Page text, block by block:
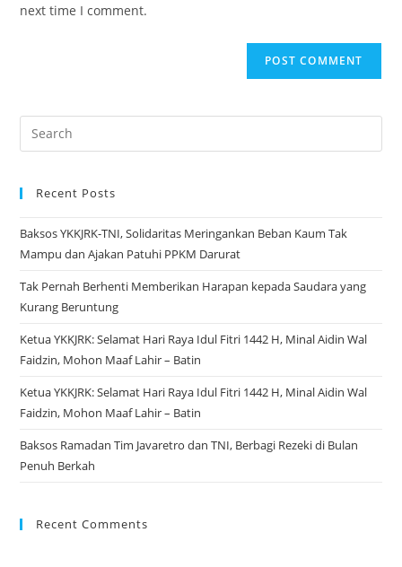
next time I comment.
Recent Posts
Baksos YKKJRK-TNI, Solidaritas Meringankan Beban Kaum Tak
Mampu dan Ajakan Patuhi PPKM Darurat
Tak Pernah Berhenti Memberikan Harapan kepada Saudara yang
Kurang Beruntung
Ketua YKKJRK: Selamat Hari Raya Idul Fitri 1442 H, Minal Aidin Wal
Faidzin, Mohon Maaf Lahir – Batin
Ketua YKKJRK: Selamat Hari Raya Idul Fitri 1442 H, Minal Aidin Wal
Faidzin, Mohon Maaf Lahir – Batin
Baksos Ramadan Tim Javaretro dan TNI, Berbagi Rezeki di Bulan
Penuh Berkah
Recent Comments